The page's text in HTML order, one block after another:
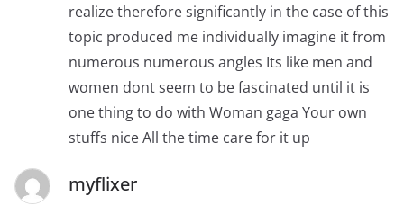
realize therefore significantly in the case of this
topic produced me individually imagine it from
numerous numerous angles Its like men and
women dont seem to be fascinated until it is
one thing to do with Woman gaga Your own
stuffs nice All the time care for it up
myflixer